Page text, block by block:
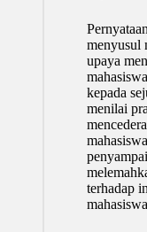
menyusul
upaya
kepada
menilai
terhadap